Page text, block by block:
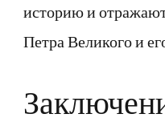
историю и
Петра Великого и